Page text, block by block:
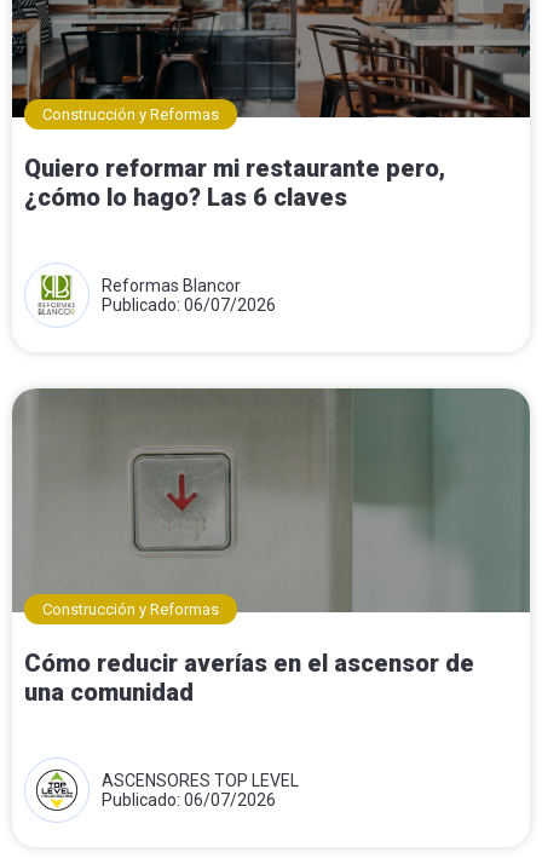
Construcción y Reformas
Quiero reformar mi restaurante pero,
¿cómo lo hago? Las 6 claves
Reformas Blancor
Publicado: 06/07/2026
Construcción y Reformas
Cómo reducir averías en el ascensor de
una comunidad
ASCENSORES TOP LEVEL
Publicado: 06/07/2026